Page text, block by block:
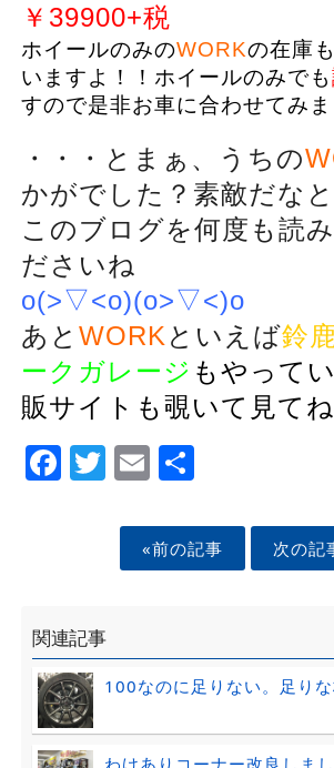
￥39900+税
ホイールのみのWORKの在庫
いますよ！！ホイールのみでも
すので是非お車に合わせてみま
・・・とまぁ、うちの
かがでした？素敵だな
このブログを何度も読
ださいね
o(>▽<o)(o>▽<)o
あと WORK といえば鈴
ークガレージ もやって
販サイトも覗いて見てね
Facebook
Twitter
EmailShare
«前の記事 次の記
関連記事
100なのに足りない。足りな